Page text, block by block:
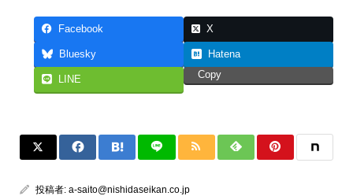
Facebook X
Bluesky Hatena
LINE Copy
投稿者: a-saito@nishidaseikan.co.jp